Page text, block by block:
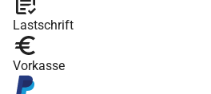
Lastschrift
Vorkasse